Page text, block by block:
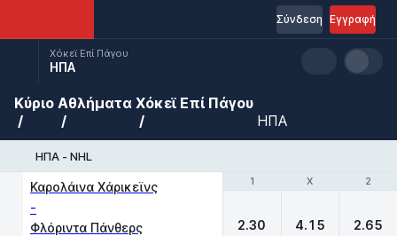
Εγγραφή
Σύνδεση
Χόκεϊ Επί Πάγου
ΗΠΑ
Κύριο Αθλήματα Χόκεϊ Επί Πάγου
ΗΠΑ
ΗΠΑ - NHL
1 X 2
Καρολάινα Χάρικεϊνς
-
Φλόριντα Πάνθερς
1 X 2
2.30 4.15 2.65